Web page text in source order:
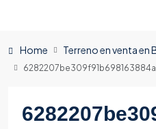
Home Terreno en venta en